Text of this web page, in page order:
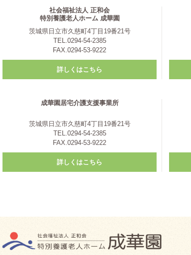
社会福祉法人 正和会
特別養護老人ホーム 成華園
茨城県日立市久慈町4丁目19番21号
TEL.0294-54-2385
FAX.0294-53-9222
詳しくはこちら
成華園居宅介護支援事業所
茨城県日立市久慈町4丁目19番21号
TEL.0294-54-2385
FAX.0294-53-9222
詳しくはこちら